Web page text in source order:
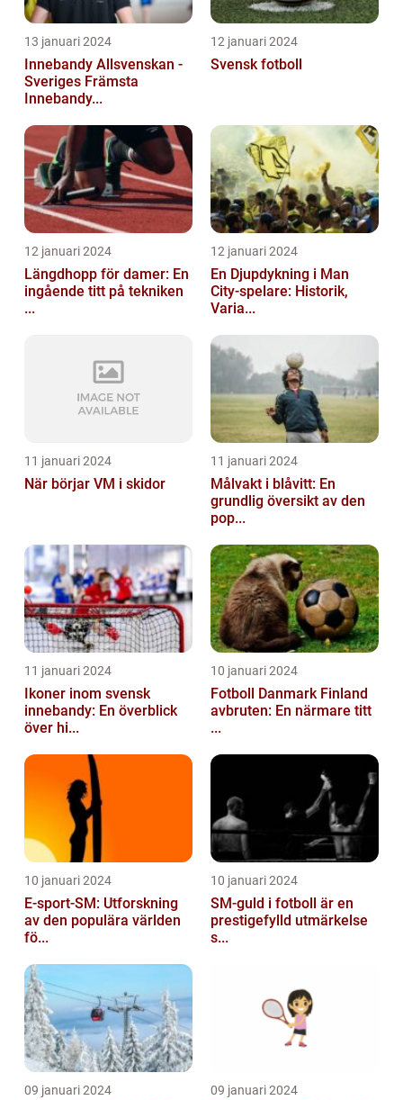
13 januari 2024
Innebandy Allsvenskan -
Sveriges Främsta
Innebandy...
12 januari 2024
Svensk fotboll
12 januari 2024
Längdhopp för damer: En
ingående titt på tekniken
...
12 januari 2024
En Djupdykning i Man
City-spelare: Historik,
Varia...
11 januari 2024
När börjar VM i skidor
11 januari 2024
Målvakt i blåvitt: En
grundlig översikt av den
pop...
11 januari 2024
Ikoner inom svensk
innebandy: En överblick
över hi...
10 januari 2024
Fotboll Danmark Finland
avbruten: En närmare titt
...
10 januari 2024
E-sport-SM: Utforskning
av den populära världen
fö...
10 januari 2024
SM-guld i fotboll är en
prestigefylld utmärkelse
s...
09 januari 2024 09 januari 2024